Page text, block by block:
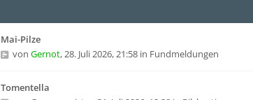
Mai-Pilze
von Gernot,28. Juli 2026, 21:58 in Fundmeldungen
Tomentella